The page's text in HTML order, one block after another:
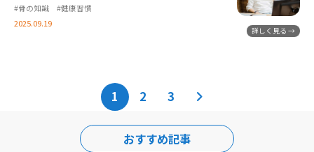
2025.09.19
#骨の知識 #健康習慣
1 2 3
おすすめ記事